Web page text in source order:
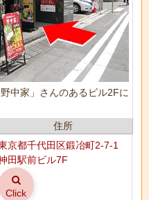
中家」さんのあるビル2Fに
住所
京都千代田区鍛冶町2-7-1
田駅前ビル7F
Click